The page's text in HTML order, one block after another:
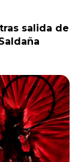
salida de